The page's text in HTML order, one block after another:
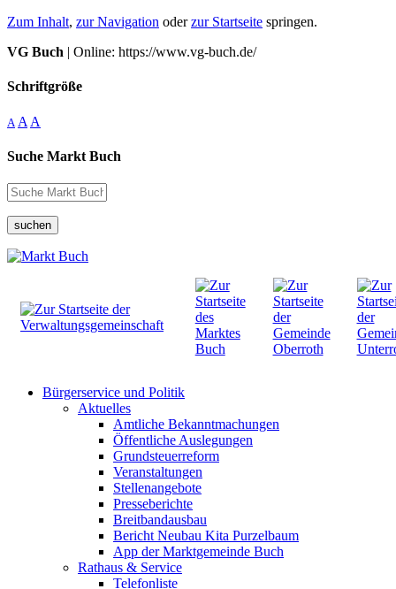
Zum Inhalt, zur Navigation oderzur Startseite springen.
VG Buch | Online: https://www.vg-buch.de/
Schriftgröße
A A A
Suche Markt Buch
suchen
Bürgerservice und Politik
Aktuelles
Amtliche Bekanntmachungen
Öffentliche Auslegungen
Grundsteuerreform
Veranstaltungen
Stellenangebote
Presseberichte
Breitbandausbau
Bericht Neubau Kita Purzelbaum
App der Marktgemeinde Buch
Rathaus & Service
Telefonliste